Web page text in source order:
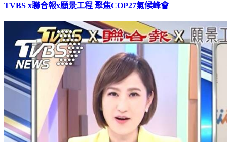
TVBS x聯合報x願景工程 聚焦COP27氣候峰會